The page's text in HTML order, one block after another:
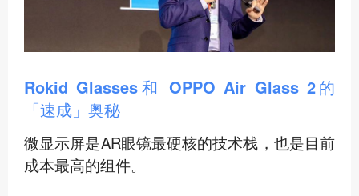
Rokid Glasses和 OPPO Air Glass 2的
「速成」奥秘
微显示屏是AR眼镜最硬核的技术栈，也是目前
成本最高的组件。